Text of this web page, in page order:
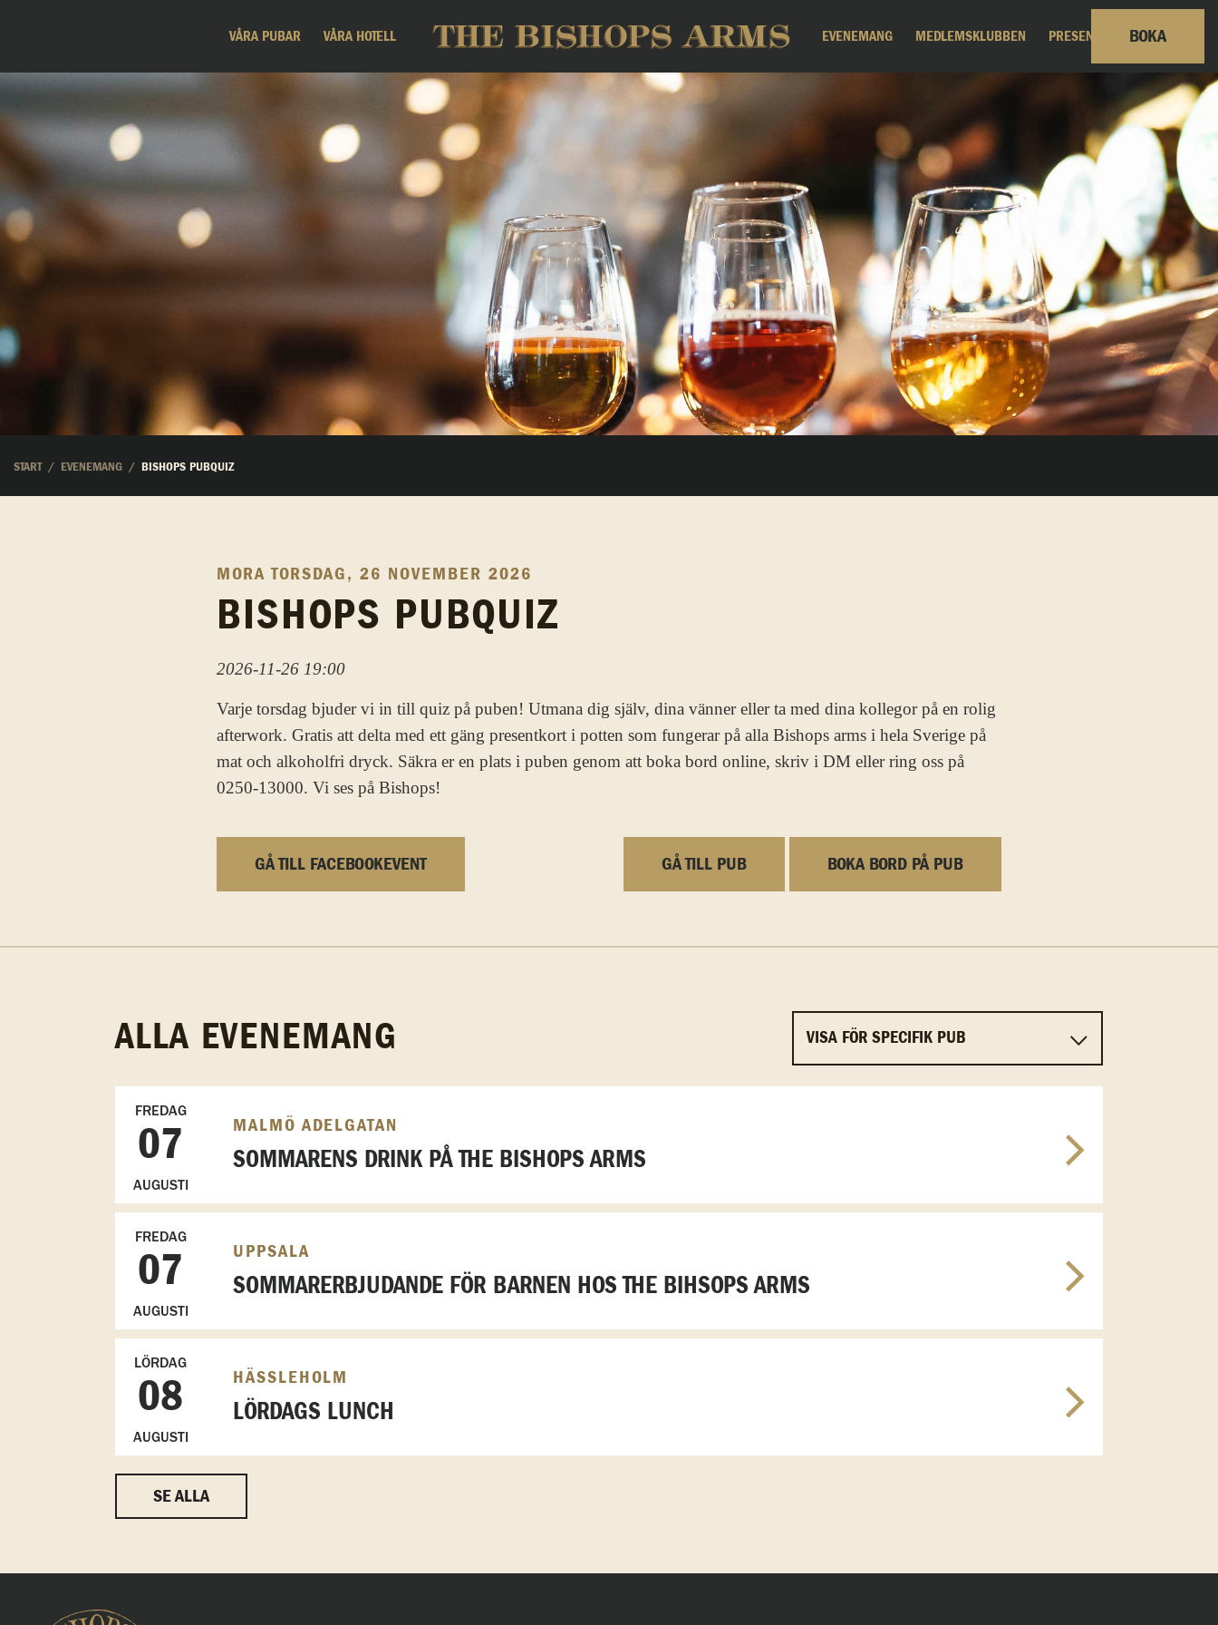
VÅRA PUBAR VÅRA HOTELL EVENEMANG MEDLEMSKLUBBEN PRESENTKORT BOKA
START EVENEMANG BISHOPS PUBQUIZ
MORA TORSDAG, 26 NOVEMBER 2026
BISHOPS PUBQUIZ
2026-11-26 19:00
Varje torsdag bjuder vi in till quiz på puben! Utmana dig själv, dina vänner eller ta med dina kollegor på en rolig
afterwork. Gratis att delta med ett gäng presentkort i potten som fungerar på alla Bishops arms i hela Sverige på
mat och alkoholfri dryck. Säkra er en plats i puben genom att boka bord online, skriv i DM eller ring oss på
0250-13000. Vi ses på Bishops!
GÅ TILL FACEBOOKEVENT GÅ TILL PUB BOKA BORD PÅ PUB
ALLA EVENEMANG
FREDAG
07
AUGUSTI
MALMÖ ADELGATAN
SOMMARENS DRINK PÅ THE BISHOPS ARMS
FREDAG
07
AUGUSTI
UPPSALA
SOMMARERBJUDANDE FÖR BARNEN HOS THE BIHSOPS ARMS
LÖRDAG
08
AUGUSTI
HÄSSLEHOLM
LÖRDAGS LUNCH
SE ALLA